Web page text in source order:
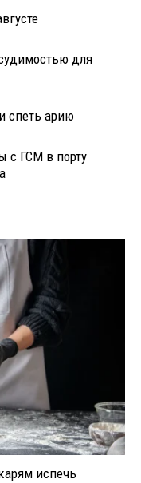
для
спеть арию
с ГСМ в порту
испечь